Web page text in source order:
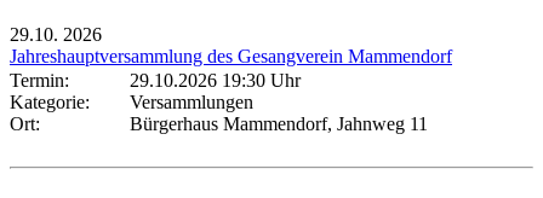
29.10. 2026
Jahreshauptversammlung des Gesangverein Mammendorf
Termin:
29.10.2026 19:30 Uhr
Kategorie:
Versammlungen
Ort:
Bürgerhaus Mammendorf, Jahnweg 11